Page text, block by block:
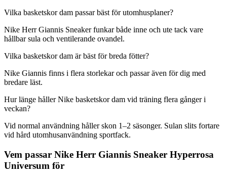
Vilka basketskor dam passar bäst för utomhusplaner?
Nike Herr Giannis Sneaker funkar både inne och ute tack vare
hållbar sula och ventilerande ovandel.
Vilka basketskor dam är bäst för breda fötter?
Nike Giannis finns i flera storlekar och passar även för dig med
bredare läst.
Hur länge håller Nike basketskor dam vid träning flera gånger i
veckan?
Vid normal användning håller skon 1–2 säsonger. Sulan slits fortare
vid hård utomhusanvändning sportfack.
Vem passar Nike Herr Giannis Sneaker Hyperrosa
Universum för